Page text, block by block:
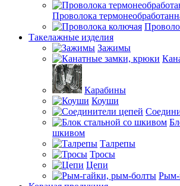
Проволока
Такелажные изделия
Зажимы
Карабины
Коуши
шкивом
Талрепы
Тросы
Цепи
Рым-